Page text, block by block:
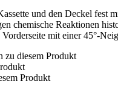
und den Deckel fest
chemische Reaktionen
mit einer 45°-
zu diesem Produkt
Produkt